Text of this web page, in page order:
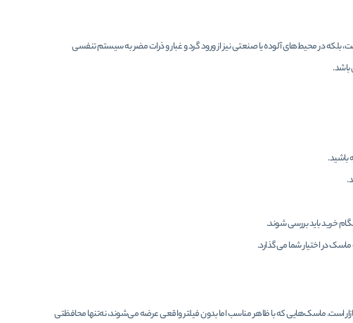
بلکه در محیط‌های آلوده یا صنعتی نیز از ورود گرد و غبار و ذرات مضر به سیستم تنفسی
باشد.
خرید باید بررسی شوند.
در اختیار شما می‌گذارد.
است. ماسک‌هایی که با ظاهر مناسب اما بدون فیلتر واقعی عرضه می‌شوند، نه‌تنها محافظتی